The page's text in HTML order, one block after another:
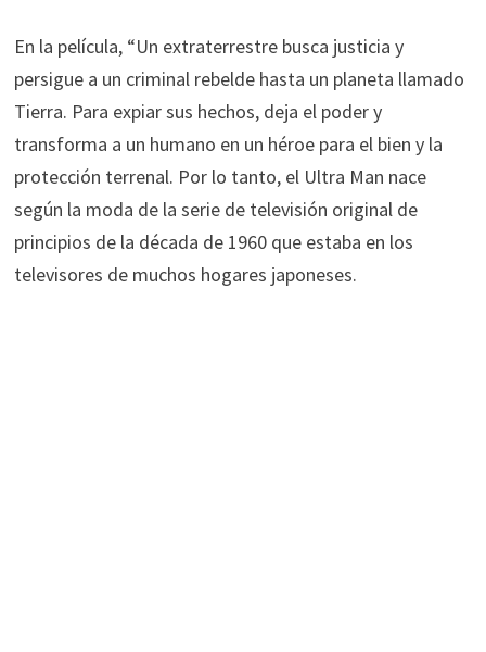
En la película, “Un extraterrestre busca justicia y
persigue a un criminal rebelde hasta un planeta llamado
Tierra. Para expiar sus hechos, deja el poder y
transforma a un humano en un héroe para el bien y la
protección terrenal. Por lo tanto, el Ultra Man nace
según la moda de la serie de televisión original de
principios de la década de 1960 que estaba en los
televisores de muchos hogares japoneses.